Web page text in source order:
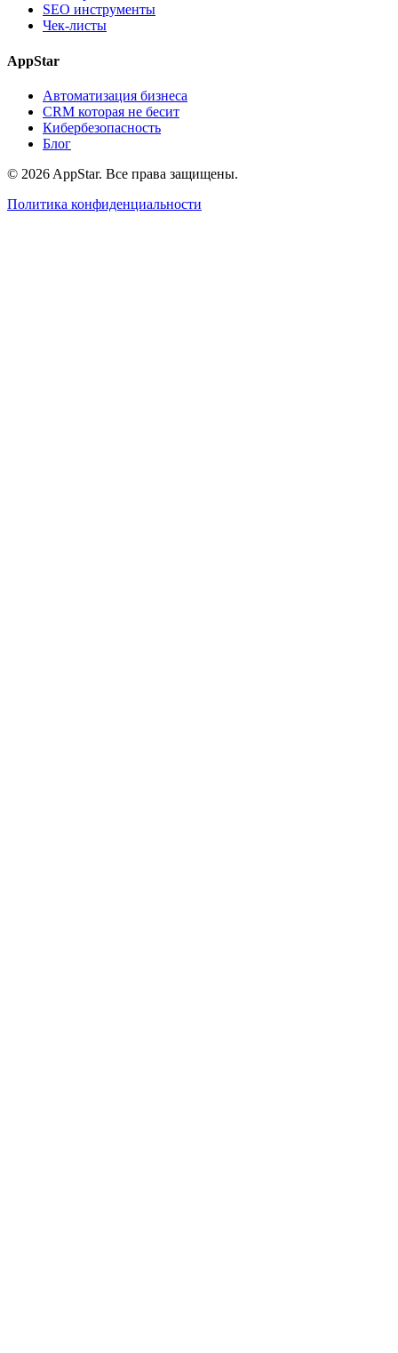
SEO инструменты
Чек-листы
AppStar
Автоматизация бизнеса
CRM которая не бесит
Кибербезопасность
Блог
© 2026 AppStar. Все права защищены.
Политика конфиденциальности